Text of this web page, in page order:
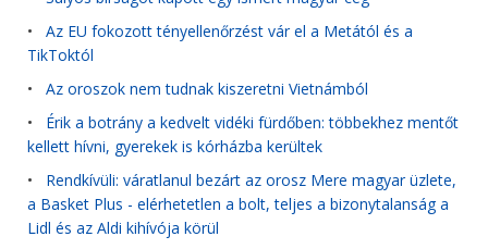
• Az EU fokozott tényellenőrzést vár el a Metától és a
TikToktól
• Az oroszok nem tudnak kiszeretni Vietnámból
• Érik a botrány a kedvelt vidéki fürdőben: többekhez mentőt
kellett hívni, gyerekek is kórházba kerültek
• Rendkívüli: váratlanul bezárt az orosz Mere magyar üzlete,
a Basket Plus - elérhetetlen a bolt, teljes a bizonytalanság a
Lidl és az Aldi kihívója körül